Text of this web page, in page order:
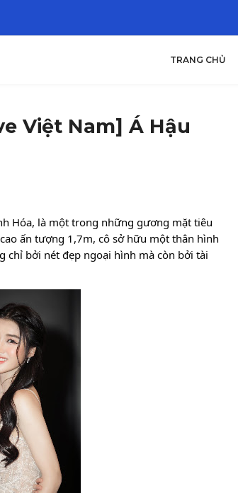
TRANG CHỦ
Việt Nam] Á Hậu
Hóa, là một trong những gương mặt tiêu
ấn tượng 1,7m, cô sở hữu một thân hình
chỉ bởi nét đẹp ngoại hình mà còn bởi tài